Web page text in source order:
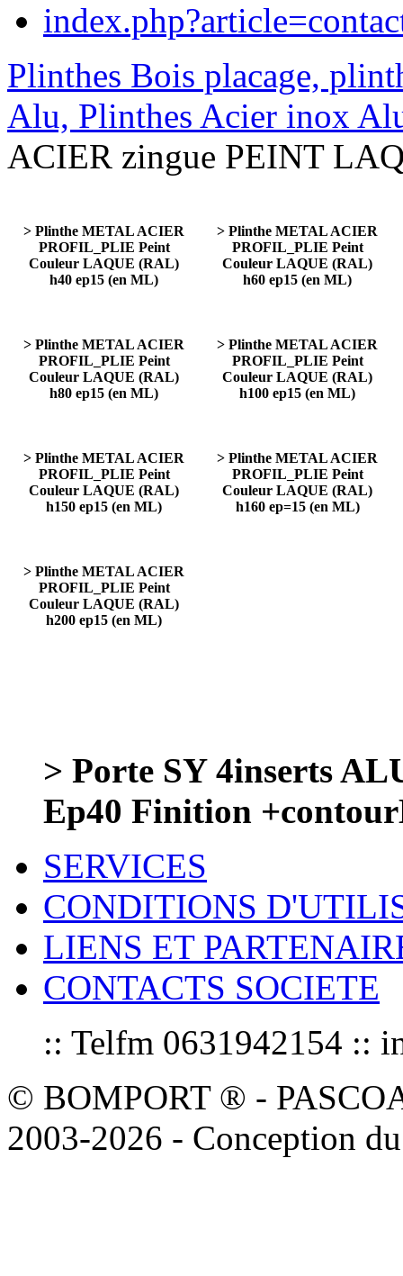
Plinthes Bois placage,
Alu, Plinthes Acier inox
ACIER zingue PEINT
> Plinthe METAL ACIER
PROFIL_PLIE Peint
Couleur LAQUE (RAL)
h40 ep15 (en ML)
> Plinthe METAL ACIER
PROFIL_PLIE Peint
Couleur LAQUE (RAL)
h60 ep15 (en ML)
> Plinthe METAL ACIER
PROFIL_PLIE Peint
Couleur LAQUE (RAL)
h80 ep15 (en ML)
> Plinthe METAL ACIER
PROFIL_PLIE Peint
Couleur LAQUE (RAL)
h100 ep15 (en ML)
> Plinthe METAL ACIER
PROFIL_PLIE Peint
Couleur LAQUE (RAL)
h150 ep15 (en ML)
> Plinthe METAL ACIER
PROFIL_PLIE Peint
Couleur LAQUE (RAL)
h160 ep=15 (en ML)
> Plinthe METAL ACIER
PROFIL_PLIE Peint
Couleur LAQUE (RAL)
h200 ep15 (en ML)
> Porte SY 4inserts
Ep40 Finition
SERVICES
CONDITIONS
LIENS ET
CONTACTS SOCIETE
:: Telfm 0631942154 ::
© BOMPORT ® -
2003-2026 - Conception